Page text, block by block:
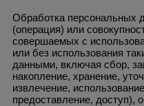
Обработка персональных
(операция) или
совершаемых с
или без использования
данными, включая сбор,
накопление, хранение,
извлечение,
предоставление, доступ),